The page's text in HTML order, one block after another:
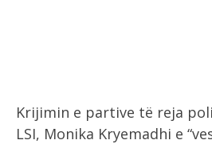
Krijimin e partive të reja
LSI, Monika Kryemadhi e